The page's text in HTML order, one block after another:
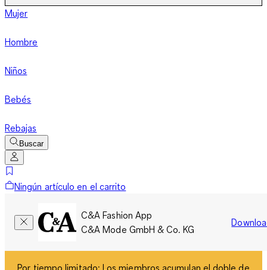
Mujer
Hombre
Niños
Bebés
Rebajas
Buscar
Ningún artículo en el carrito
C&A Fashion App
C&A Mode GmbH & Co. KG
Por tiempo limitado: Los miembros acumulan el doble de